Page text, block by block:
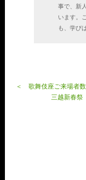
事で、新
います。
も、学び
＜ 歌舞伎座ご来場者
三越新春